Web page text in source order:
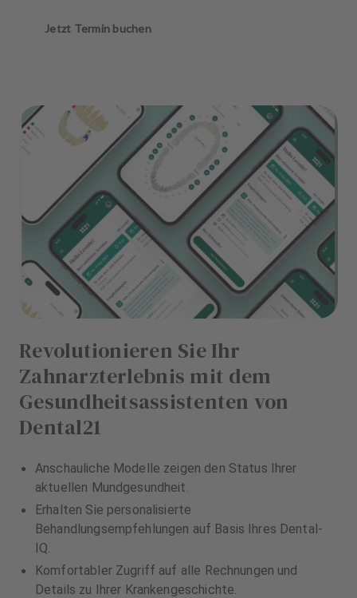
Jetzt Termin buchen
Revolutionieren Sie Ihr
Zahnarzterlebnis mit dem
Gesundheitsassistenten von
Dental21
Anschauliche Modelle zeigen den Status Ihrer
aktuellen Mundgesundheit.
Erhalten Sie personalisierte
Behandlungsempfehlungen auf Basis Ihres Dental-
IQ.
Komfortabler Zugriff auf alle Rechnungen und
Details zu Ihrer Krankengeschichte.